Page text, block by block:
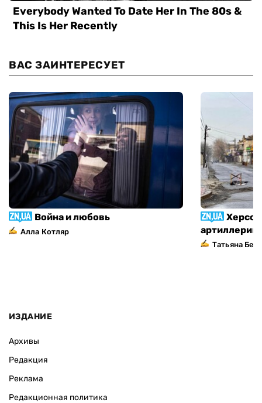
ВАС ЗАИНТЕРЕСУЕТ
Война и любовь
Алла Котляр
Татьяна
ИЗДАНИЕ
Архивы
Редакция
Реклама
Редакционная политика